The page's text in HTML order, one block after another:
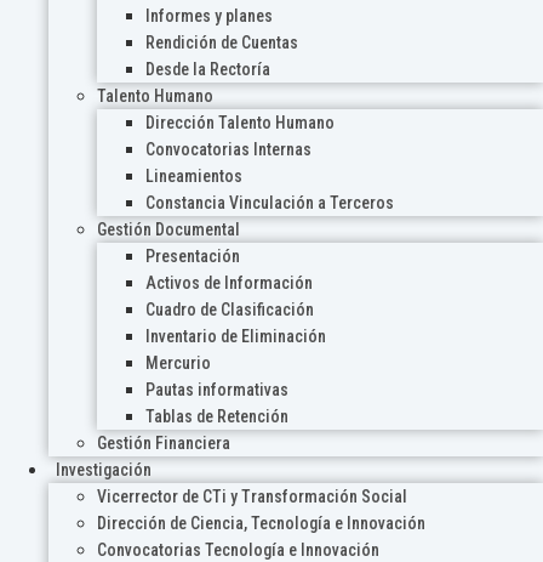
Informes y planes
Rendición de Cuentas
Desde la Rectoría
Talento Humano
Dirección Talento Humano
Convocatorias Internas
Lineamientos
Constancia Vinculación a Terceros
Gestión Documental
Presentación
Activos de Información
Cuadro de Clasificación
Inventario de Eliminación
Mercurio
Pautas informativas
Tablas de Retención
Gestión Financiera
Investigación
Vicerrector de CTi y Transformación Social
Dirección de Ciencia, Tecnología e Innovación
Convocatorias Tecnología e Innovación